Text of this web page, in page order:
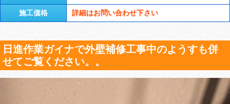
施工価格 詳細はお問い合わせ下さい
日進作業ガイナで外壁補修工事中のようすも併
せてご覧ください。。